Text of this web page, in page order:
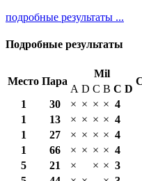
подробные результаты ...
Подробные результаты
Место Пара
Mil
A D C B С D
1
30 × × × × 4
1
13 × × × × 4
1
27 × × × × 4
1
66 × × × × 4
5
21 × × × 3